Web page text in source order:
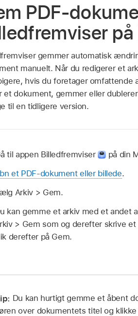
PDF-
gemmer automatisk
manuelt. Når du redigerer et
hvis du foretager
et dokument, gemmer eller
til en tidligere version.
til appen Billedfremviser
på din
et PDF-dokument eller billede.
Arkiv > Gem.
kan gemme et arkiv med et andet
> Gem som og derefter skrive
derefter på Gem.
Du kan hurtigt gemme et åbent
over dokumentets titel og